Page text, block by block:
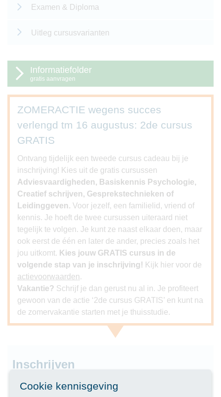
Examen & Diploma
Uitleg cursusvarianten
Informatiefolder
gratis aanvragen
ZOMERACTIE wegens succes
verlengd tm 16 augustus: 2de cursus
GRATIS
Ontvang tijdelijk een tweede cursus cadeau bij je
inschrijving! Kies uit de gratis cursussen
Adviesvaardigheden, Basiskennis Psychologie,
Creatief schrijven, Gesprekstechnieken of
Leidinggeven. Voor jezelf, een familielid, vriend of
kennis. Je hoeft de twee cursussen uiteraard niet
tegelijk te volgen. Je kunt ze naast elkaar doen, maar
ook eerst de één en later de ander, precies zoals het
jou uitkomt. Kies jouw GRATIS cursus in de
volgende stap van je inschrijving! Kijk hier voor de
actievoorwaarden.
Vakantie? Schrijf je dan gerust nu al in. Je profiteert
gewoon van de actie ‘2de cursus GRATIS’ en kunt na
de zomervakantie starten met je thuisstudie.
Inschrijven
Kies de variant die bij je past
Cookie kennisgeving